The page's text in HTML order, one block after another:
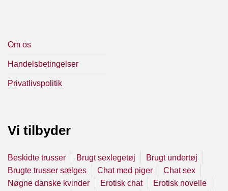
Om os
Handelsbetingelser
Privatlivspolitik
Vi tilbyder
Beskidte trusser Brugt sexlegetøj
Brugt undertøj
Brugte trusser sælges
Chat med piger
Chat sex
Nøgne danske kvinder
Erotisk chat Erotisk novelle